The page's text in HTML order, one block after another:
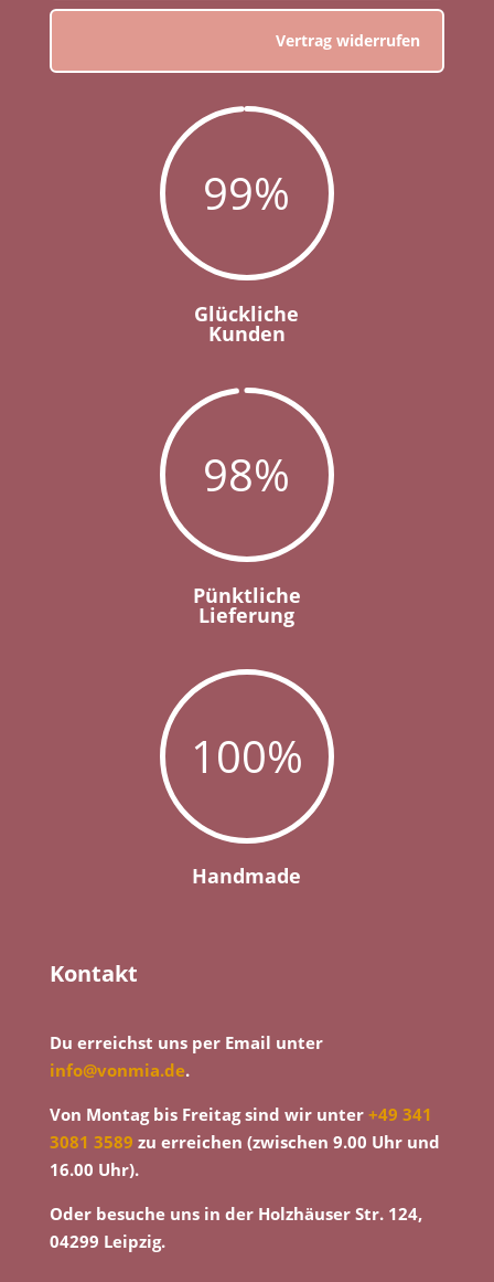
Vertrag widerrufen
99%
Glückliche
Kunden
98%
Pünktliche
Lieferung
100%
Handmade
Kontakt
Du erreichst uns per Email unter
info@vonmia.de.
Von Montag bis Freitag sind wir unter +49 341
3081 3589 zu erreichen (zwischen 9.00 Uhr und
16.00 Uhr).
Oder besuche uns in der Holzhäuser Str. 124,
04299 Leipzig.